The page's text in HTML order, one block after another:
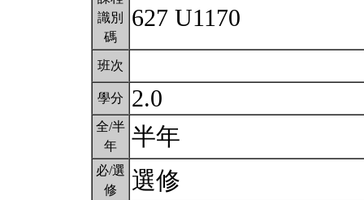
識別
碼
627 U1170
班次
學分 2.0
全/半
年
半年
必/選
修
選修